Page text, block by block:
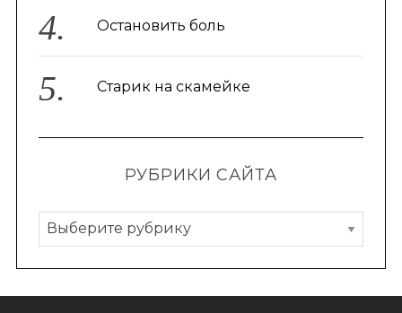
Остановить боль
Старик на скамейке
РУБРИКИ САЙТА
Р
у
б
р